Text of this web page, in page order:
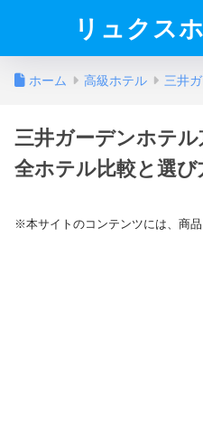
リュクス
ホーム 高級ホテル 三井
三井ガーデンホテ
全ホテル比較と選び
※本サイトのコンテンツには、商